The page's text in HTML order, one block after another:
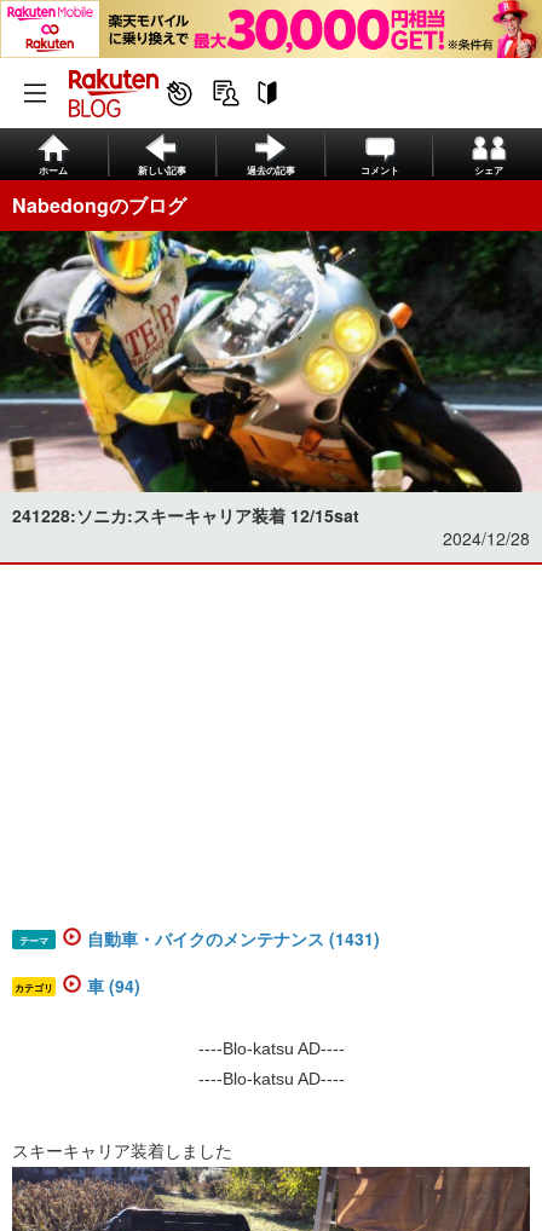
ホーム 新しい記事 過去の記事 コメント シェア
Nabedongのブログ
241228:ソニカ:スキーキャリア装着 12/15sat
2024/12/28
テーマ 自動車・バイクのメンテナンス (1431)
カテゴリ 車 (94)
----Blo-katsu AD----
----Blo-katsu AD----
スキーキャリア装着しました